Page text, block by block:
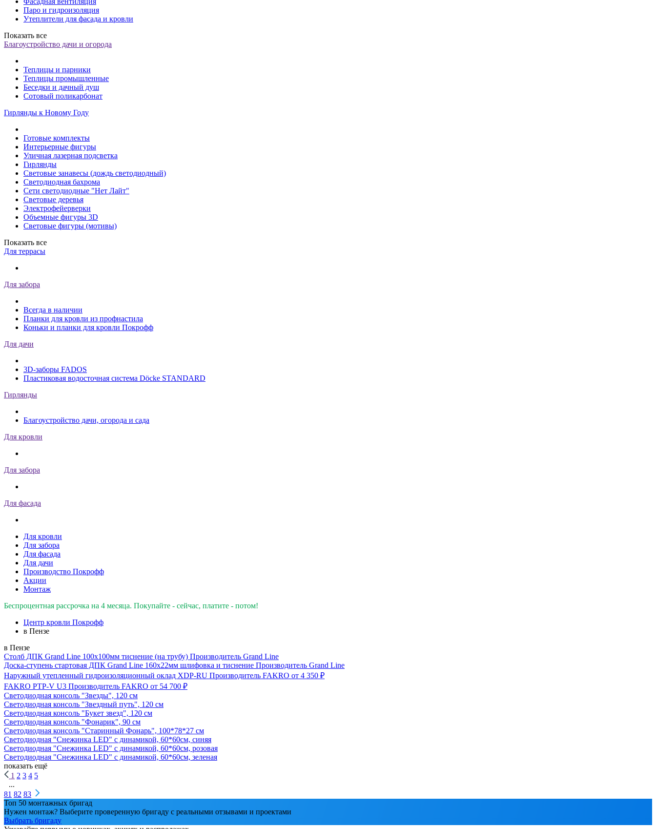
Паро и гидроизоляция
Утеплители для фасада и кровли
Показать все
Благоустройство дачи и огорода
Теплицы и парники
Теплицы промышленные
Беседки и дачный душ
Сотовый поликарбонат
Гирлянды к Новому Году
Готовые комплекты
Интерьерные фигуры
Уличная лазерная подсветка
Гирлянды
Световые занавесы (дождь светодиодный)
Светодиодная бахрома
Сети светодиодные "Нет Лайт"
Световые деревья
Электрофейерверки
Объемные фигуры 3D
Световые фигуры (мотивы)
Показать все
Для террасы
Для забора
Всегда в наличии
Планки для кровли из профнастила
Коньки и планки для кровли Покрофф
Для дачи
3D-заборы FADOS
Пластиковая водосточная система Döcke STANDARD
Гирлянды
Благоустройство дачи, огорода и сада
Для кровли
Для забора
Для фасада
Для кровли
Для забора
Для фасада
Для дачи
Производство Покрофф
Акции
Монтаж
Беспроцентная рассрочка на 4 месяца. Покупайте - сейчас, платите - потом!
Центр кровли Покрофф
в Пензе
в Пензе
Столб ДПК Grand Line 100х100мм тиснение (на трубу) Производитель Grand Line
Доска-ступень стартовая ДПК Grand Line 160х22мм шлифовка и тиснение Производитель Grand Line
Наружный утепленный гидроизоляционный оклад XDP-RU Производитель FAKRO от 4 350 ₽
FAKRO PTP-V U3 Производитель FAKRO от 54 700 ₽
Светодиодная консоль "Звезды", 120 см
Светодиодная консоль "Звездный путь", 120 см
Светодиодная консоль "Букет звезд", 120 см
Светодиодная консоль "Фонарик", 90 см
Светодиодная консоль "Старинный Фонарь", 100*78*27 см
Светодиодная "Снежинка LED" с динамикой, 60*60см, синяя
Светодиодная "Снежинка LED" с динамикой, 60*60см, розовая
Светодиодная "Снежинка LED" с динамикой, 60*60см, зеленая
показать ещё
1 2 3 4 5
...
81 82 83
Топ 50 монтажных бригад
Нужен монтаж? Выберите проверенную бригаду с реальными отзывами и проектами
Выбрать бригаду